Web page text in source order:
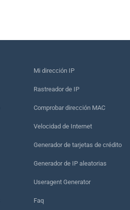
Mi dirección IP
Rastreador de IP
Comprobar dirección MAC
Velocidad de Internet
Generador de tarjetas de crédito
Generador de IP aleatorias
Useragent Generator
Faq